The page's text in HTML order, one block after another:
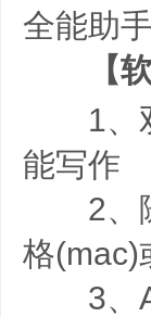
全能助手
【软
1、双
能写作
2、随
格(mac)
3、AI